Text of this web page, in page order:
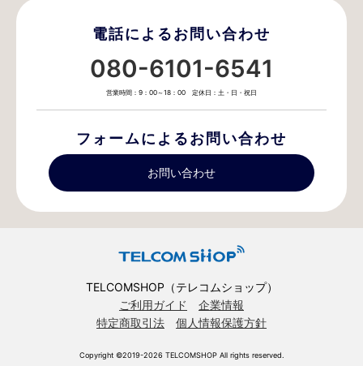
電話によるお問い合わせ
080-6101-6541
営業時間：9：00～18：00 定休日：土・日・祝日
フォームによるお問い合わせ
お問い合わせ
TELCOMSHOP（テレコムショップ）
ご利用ガイド
企業情報
特定商取引法
個人情報保護方針
Copyright ©2019-2026 TELCOMSHOP All rights reserved.